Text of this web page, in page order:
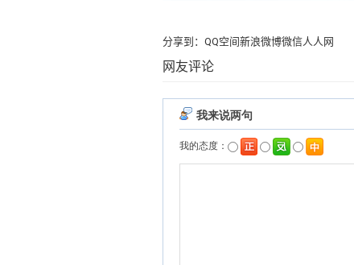
分享到： QQ空间新浪微博微信人人网
网友评论